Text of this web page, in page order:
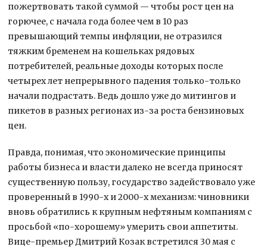
пожертвовать такой суммой — чтобы рост цен на
горючее, с начала года более чем в 10 раз
превышающий темпы инфляции, не отразился
тяжким бременем на кошельках рядовых
потребителей, реальные доходы которых после
четырех лет непрерывного падения только-только
начали подрастать. Ведь дошло уже до митингов и
пикетов в разных регионах из-за роста бензиновых
цен.
Правда, понимая, что экономические принципы
работы бизнеса и власти далеко не всегда приносят
существенную пользу, государство задействовало уже
проверенный в 1990-х и 2000-х механизм: чиновники
вновь обратились к крупным нефтяным компаниям с
просьбой «по-хорошему» умерить свои аппетиты.
Вице-премьер Дмитрий Козак встретился 30 мая с